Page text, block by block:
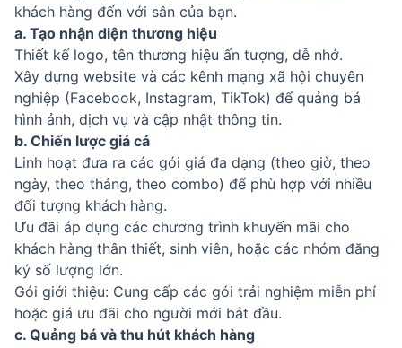
khách hàng đến với sân của bạn.
a. Tạo nhận diện thương hiệu
Thiết kế logo, tên thương hiệu ấn tượng, dễ nhớ.
Xây dựng website và các kênh mạng xã hội chuyên
nghiệp (Facebook, Instagram, TikTok) để quảng bá
hình ảnh, dịch vụ và cập nhật thông tin.
b. Chiến lược giá cả
Linh hoạt đưa ra các gói giá đa dạng (theo giờ, theo
ngày, theo tháng, theo combo) để phù hợp với nhiều
đối tượng khách hàng.
Ưu đãi áp dụng các chương trình khuyến mãi cho
khách hàng thân thiết, sinh viên, hoặc các nhóm đăng
ký số lượng lớn.
Gói giới thiệu: Cung cấp các gói trải nghiệm miễn phí
hoặc giá ưu đãi cho người mới bắt đầu.
c. Quảng bá và thu hút khách hàng